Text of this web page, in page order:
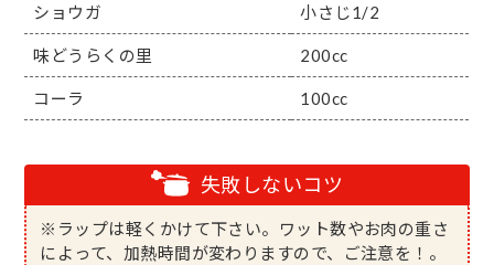
ショウガ 小さじ1/2
味どうらくの里 200cc
コーラ 100cc
失敗しないコツ
※ラップは軽くかけて下さい。ワット数やお肉の重さ
によって、加熱時間が変わりますので、ご注意を！。